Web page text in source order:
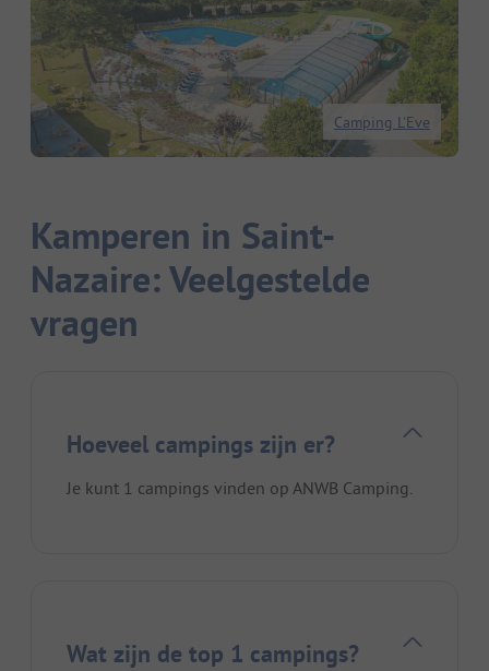
Camping L'Eve
Kamperen in Saint-
Nazaire: Veelgestelde
vragen
Hoeveel campings zijn er?
Je kunt 1 campings vinden op ANWB Camping.
Wat zijn de top 1 campings?